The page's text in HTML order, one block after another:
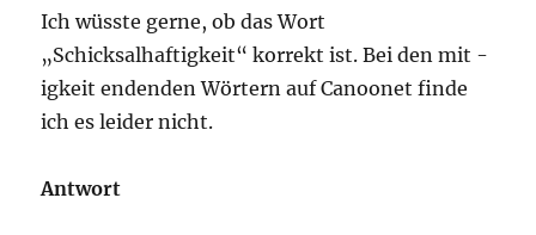
Ich wüsste gerne, ob das Wort
„Schicksalhaftigkeit“ korrekt ist. Bei den mit -
igkeit endenden Wörtern auf Canoonet finde
ich es leider nicht.
Antwort